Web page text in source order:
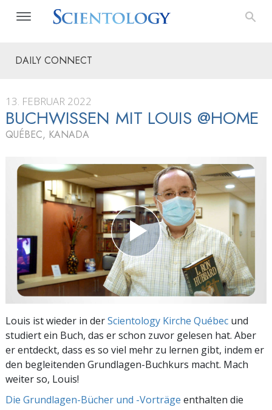
DAILY CONNECT
13. FEBRUAR 2022
BUCHWISSEN MIT LOUIS @HOME
QUÉBEC, KANADA
Louis ist wieder in derScientology Kirche Québec und
studiert ein Buch, das er schon zuvor gelesen hat. Aber
er entdeckt, dass es so viel mehr zu lernen gibt, indem er
den begleitenden Grundlagen-Buchkurs macht. Mach
weiter so, Louis!
Die Grundlagen-Bücher und -Vorträge enthalten die